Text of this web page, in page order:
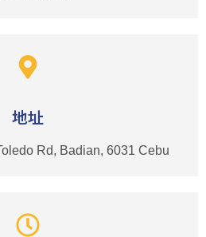
地址
Rd, Badian, 6031 Cebu